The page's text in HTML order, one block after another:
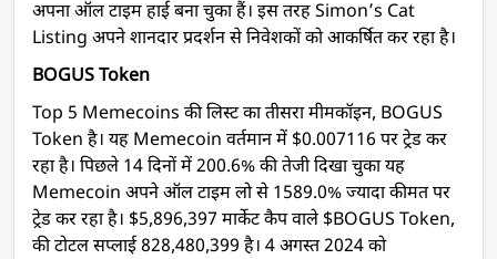
अपना ऑल टाइम हाई बना चुका हैं। इस तरह Simon’s Cat
Listing अपने शानदार प्रदर्शन से निवेशकों को आकर्षित कर रहा है।
BOGUS Token
Top 5 Memecoins की लिस्ट का तीसरा मीमकॉइन, BOGUS
Token है। यह Memecoin वर्तमान में $0.007116 पर ट्रेड कर
रहा है। पिछले 14 दिनों में 200.6% की तेजी दिखा चुका यह
Memecoin अपने ऑल टाइम लो से 1589.0% ज्यादा कीमत पर
ट्रेड कर रहा है। $5,896,397 मार्केट कैप वाले $BOGUS Token,
की टोटल सप्लाई 828,480,399 है। 4 अगस्त 2024 को